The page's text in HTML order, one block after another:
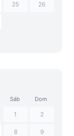
25 26
Sáb Dom
1 2
8 9